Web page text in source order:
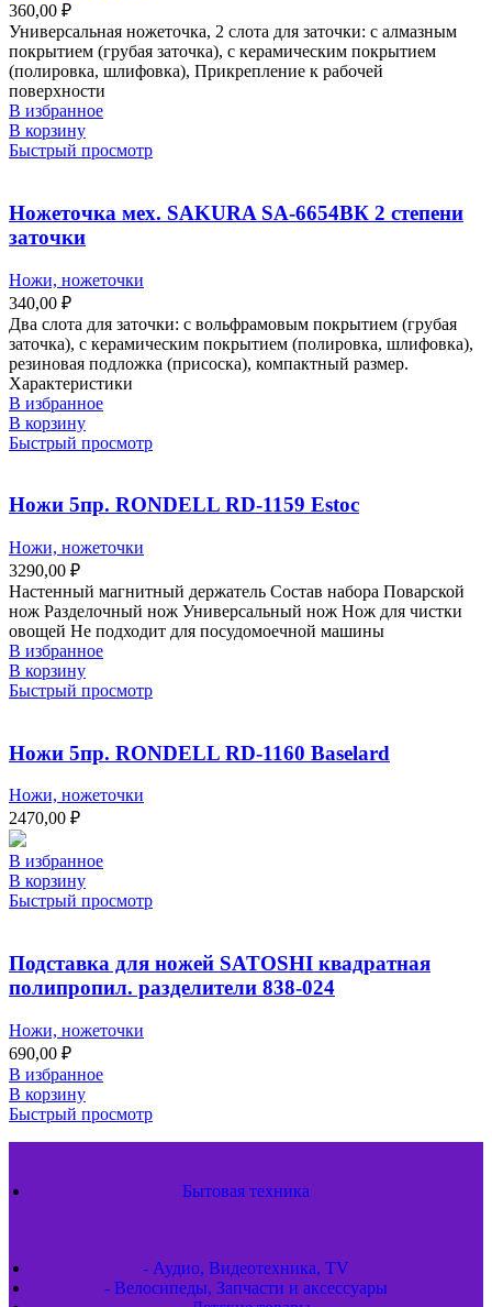
360,00 ₽
Универсальная ножеточка, 2 слота для заточки: с алмазным
покрытием (грубая заточка), с керамическим покрытием
(полировка, шлифовка), Прикрепление к рабочей
поверхности
В избранное
В корзину
Быстрый просмотр
Ножеточка мех. SAKURA SA-6654ВК 2 степени
заточки
Ножи, ножеточки
340,00 ₽
Два слота для заточки: с вольфрамовым покрытием (грубая
заточка), с керамическим покрытием (полировка, шлифовка),
резиновая подложка (присоска), компактный размер.
Характеристики
В избранное
В корзину
Быстрый просмотр
Ножи 5пр. RONDELL RD-1159 Estoc
Ножи, ножеточки
3290,00 ₽
Настенный магнитный держатель Состав набора Поварской
нож Разделочный нож Универсальный нож Нож для чистки
овощей Не подходит для посудомоечной машины
В избранное
В корзину
Быстрый просмотр
Ножи 5пр. RONDELL RD-1160 Baselard
Ножи, ножеточки
2470,00 ₽
В избранное
В корзину
Быстрый просмотр
Подставка для ножей SATOSHI квадратная
полипропил. разделители 838-024
Ножи, ножеточки
690,00 ₽
В избранное
В корзину
Быстрый просмотр
Бытовая техника
- Аудио, Видеотехника, TV
- Велосипеды, Запчасти и аксессуары